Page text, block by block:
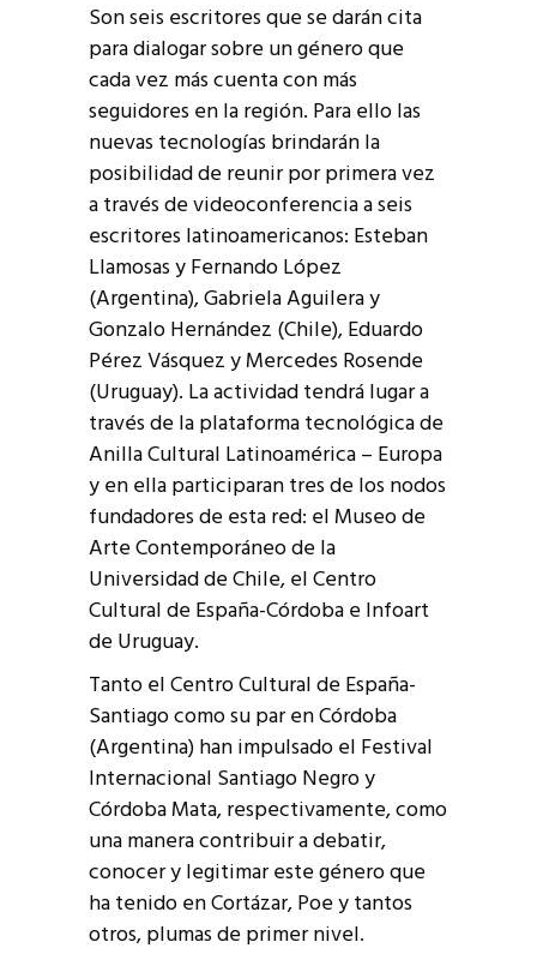
Son seis escritores que se darán cita
para dialogar sobre un género que
cada vez más cuenta con más
seguidores en la región. Para ello las
nuevas tecnologías brindarán la
posibilidad de reunir por primera vez
a través de videoconferencia a seis
escritores latinoamericanos: Esteban
Llamosas y Fernando López
(Argentina), Gabriela Aguilera y
Gonzalo Hernández (Chile), Eduardo
Pérez Vásquez y Mercedes Rosende
(Uruguay). La actividad tendrá lugar a
través de la plataforma tecnológica de
Anilla Cultural Latinoamérica – Europa
y en ella participaran tres de los nodos
fundadores de esta red: el Museo de
Arte Contemporáneo de la
Universidad de Chile, el Centro
Cultural de España-Córdoba e Infoart
de Uruguay.
Tanto el Centro Cultural de España-
Santiago como su par en Córdoba
(Argentina) han impulsado el Festival
Internacional Santiago Negro y
Córdoba Mata, respectivamente, como
una manera contribuir a debatir,
conocer y legitimar este género que
ha tenido en Cortázar, Poe y tantos
otros, plumas de primer nivel.